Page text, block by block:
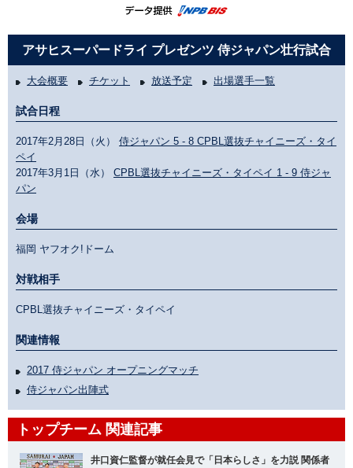
アサヒスーパードライ プレゼンツ 侍ジャパン壮行試合
大会概要 チケット 放送予定 出場選手一覧
試合日程
2017年2月28日（火） 侍ジャパン 5 - 8 CPBL選抜チャイニーズ・タイ
ペイ
2017年3月1日（水） CPBL選抜チャイニーズ・タイペイ 1 - 9 侍ジャ
パン
会場
福岡 ヤフオク!ドーム
対戦相手
CPBL選抜チャイニーズ・タイペイ
関連情報
2017 侍ジャパン オープニングマッチ
侍ジャパン出陣式
トップチーム 関連記事
井口資仁監督が就任会見で「日本らしさ」を力説 関係者